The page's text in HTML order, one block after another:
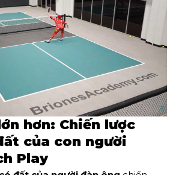
hơn: Chiến lược
của con người
Play